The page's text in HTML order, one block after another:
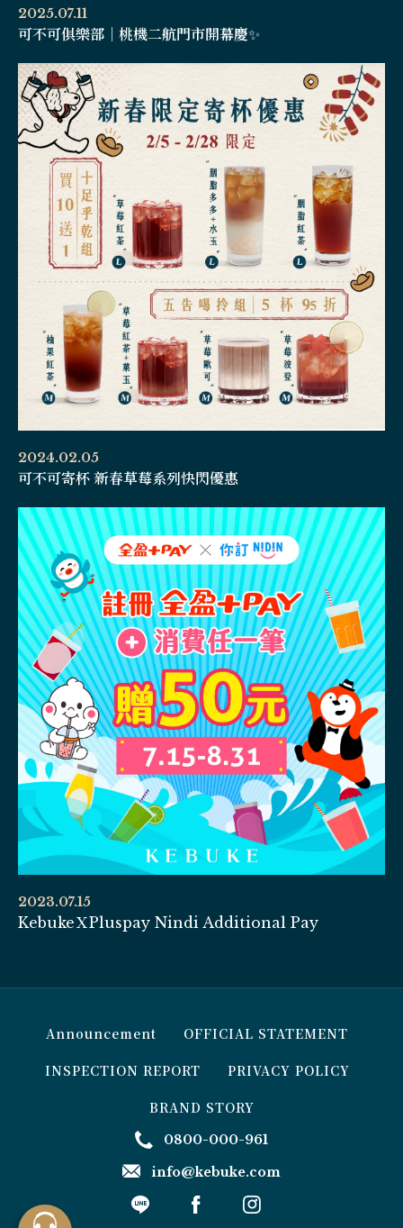
2025.07.11
可不可俱樂部｜桃機二航門市開幕慶✨
2024.02.05
可不可寄杯 新春草莓系列快閃優惠
2023.07.15
KebukeＸPluspay Nindi Additional Pay
Announcement OFFICIAL STATEMENT
INSPECTION REPORT PRIVACY POLICY
BRAND STORY
0800-000-961
info@kebuke.com